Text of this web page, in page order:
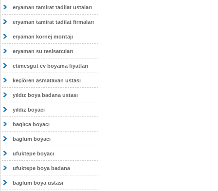
eryaman tamirat tadilat ustaları
eryaman tamirat tadilat firmaları
eryaman kornej montajı
eryaman su tesisatcıları
etimesgut ev boyama fiyatları
keçiören asmatavan ustası
yıldız boya badana ustası
yıldız boyacı
baglıca boyacı
baglum boyacı
ufuktepe boyacı
ufuktepe boya badana
baglum boya ustası